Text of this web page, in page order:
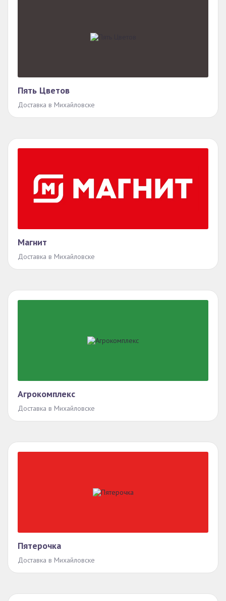
Пять Цветов
Доставка в Михайловске
Магнит
Доставка в Михайловске
Агрокомплекс
Доставка в Михайловске
Пятерочка
Доставка в Михайловске